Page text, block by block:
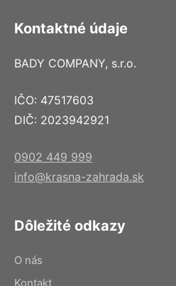
Kontaktné údaje
BADY COMPANY, s.r.o.
IČO: 47517603
DIČ: 2023942921
0902 449 999
info@krasna-zahrada.sk
Dôležité odkazy
O nás
Kontakt